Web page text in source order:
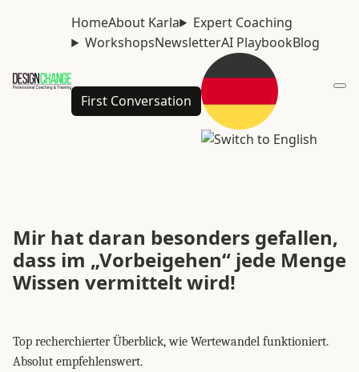
HomeAbout Karla
Expert Coaching
WorkshopsNewsletterAI PlaybookBlog
First Conversation
Mir hat daran besonders gefallen,
dass im „Vorbeigehen“ jede Menge
Wissen vermittelt wird!
Top recherchierter Überblick, wie Wertewandel funktioniert.
Absolut empfehlenswert.